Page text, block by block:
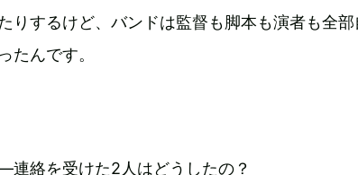
りするけど、バンドは監督も脚本も演者も全
ったんです。
連絡を受けた2人はどうしたの？